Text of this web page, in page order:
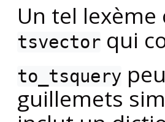
Un tel
tsvector qui
to_tsquery
guillemets